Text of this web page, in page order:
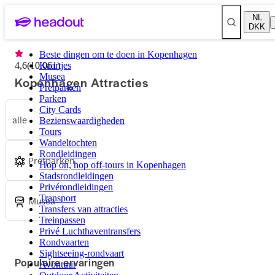
NL
DKK
Beste dingen om te doen in Kopenhagen
Kaartjes
Musea
Pretparken
Parken
City Cards
Bezienswaardigheden
Tours
Wandeltochten
Rondleidingen
Hop on, hop off-tours in Kopenhagen
Stadsrondleidingen
Privérondleidingen
Transport
Transfers van attracties
Treinpassen
Privé Luchthaventransfers
Rondvaarten
Sightseeing-rondvaart
Avontuur
4,6(10.061)
Kopenhagen Attracties
alle
Pretparken
Musea
Populaire ervaringen